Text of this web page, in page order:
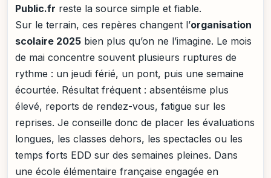
Public.fr reste la source simple et fiable.
Sur le terrain, ces repères changent l’organisation
scolaire 2025 bien plus qu’on ne l’imagine. Le mois
de mai concentre souvent plusieurs ruptures de
rythme : un jeudi férié, un pont, puis une semaine
écourtée. Résultat fréquent : absentéisme plus
élevé, reports de rendez-vous, fatigue sur les
reprises. Je conseille donc de placer les évaluations
longues, les classes dehors, les spectacles ou les
temps forts EDD sur des semaines pleines. Dans
une école élémentaire française engagée en